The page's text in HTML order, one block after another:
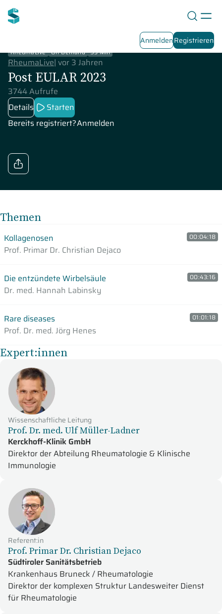
AnmeldenRegistrieren
RheumaLive On-Demand 93 Min
RheumaLive| vor 3 Jahren
Post EULAR 2023
3744 Aufrufe
Details
Starten
Bereits registriert?Anmelden
Themen
Kollagenosen
Prof. Primar Dr. Christian Dejaco
00:04:18
Die entzündete Wirbelsäule
Dr. med. Hannah Labinsky
00:43:16
Rare diseases
Prof. Dr. med. Jörg Henes
01:01:18
Expert:innen
Wissenschaftliche Leitung
Prof. Dr. med. Ulf Müller-Ladner
Kerckhoff-Klinik GmbH
Direktor der Abteilung Rheumatologie & Klinische
Immunologie
Referent:in
Prof. Primar Dr. Christian Dejaco
Südtiroler Sanitätsbetrieb
Krankenhaus Bruneck / Rheumatologie
Direktor der komplexen Struktur Landesweiter Dienst
für Rheumatologie